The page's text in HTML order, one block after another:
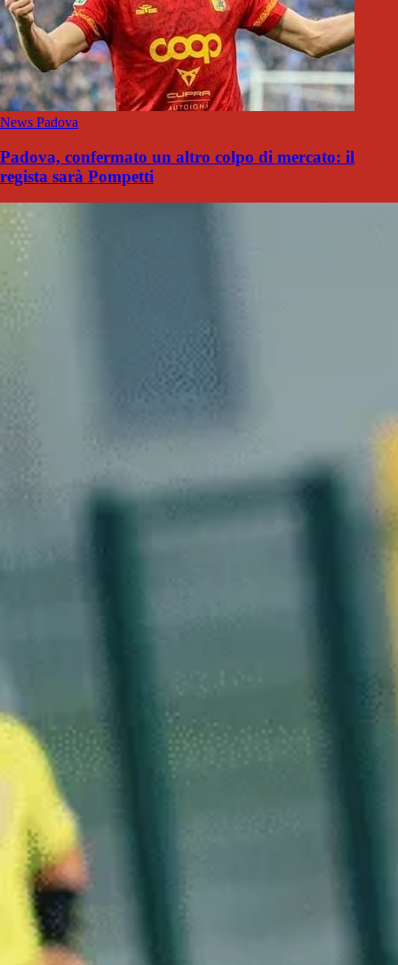
News Padova
Padova, confermato un altro colpo di mercato: il
regista sarà Pompetti